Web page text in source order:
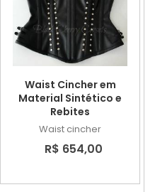
Waist Cincher em
Material Sintético e
Rebites
Waist cincher
R$ 654,00